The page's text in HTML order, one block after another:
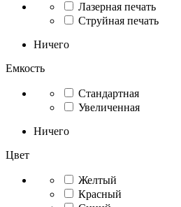
Лазерная печать
Струйная печать
Ничего
Емкость
Стандартная
Увеличенная
Ничего
Цвет
Желтый
Красный